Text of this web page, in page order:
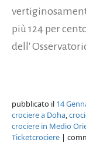
più 124 per
dell'
pubblicato il 14
crociere a Doha,
crociere in Medio
Ticketcrociere |